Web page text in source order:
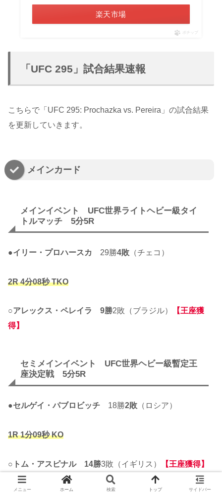
楽天市場
ポチップ
「UFC 295」試合結果速報
こちらで「UFC 295: Prochazka vs. Pereira」の試合結果
を更新していきます。
メインカード
メインイベント UFC世界ライトヘビー級タイ
トルマッチ 5分5R
●イリー・プロハースカ 29勝4敗 （チェコ）
2R 4分08秒 TKO
○アレックス・ペレイラ 9勝2敗（ブラジル）
【王座獲
得】
セミメインイベント UFC世界ヘビー級暫定王
座決定戦 5分5R
●セルゲイ・パブロビッチ 18勝2敗 （ロシア）
1R 1分09秒 KO
○ トム・アスピナル 14勝3敗（イギリス） 【王座獲得】
メニュー ホーム 検索 トップ サイドバー